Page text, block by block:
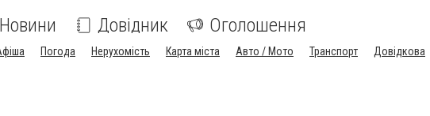
Новини Довідник Оголошення
Погода Нерухомість Карта міста Авто / Мото Транспорт Довідкова